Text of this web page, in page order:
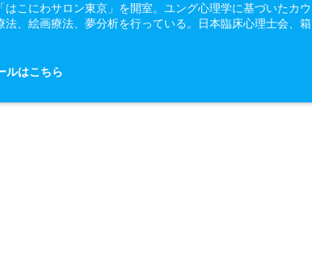
はこにわサロン東京」を開室。ユング心理学に基づいたカウ
法、絵画療法、夢分析を行っている。日本臨床心理士会、箱
ルはこちら